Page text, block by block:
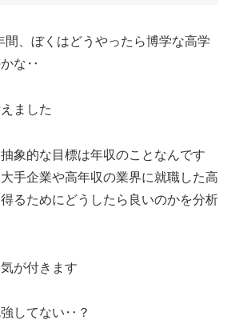
間、ぼくはどうやったら博学な高学
かな‥
ました
抽象的な目標は年収のことなんです
手企業や高年収の業界に就職した高
るためにどうしたら良いのかを分析
が付きます
してない‥？